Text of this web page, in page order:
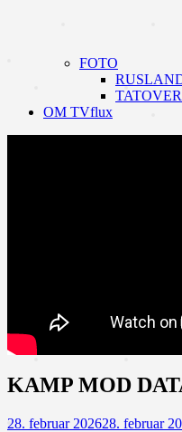
FOTO
OM TVflux
KAMP MOD
28. februar 202628. februar